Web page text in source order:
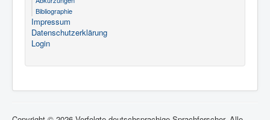
Bibliographie
Impressum
Datenschutzerklärung
Login